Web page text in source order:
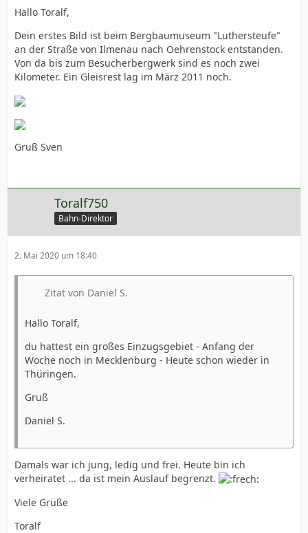
Hallo Toralf,
Dein erstes Bild ist beim Bergbaumuseum "Luthersteufe"
an der Straße von Ilmenau nach Oehrenstock entstanden.
Von da bis zum Besucherbergwerk sind es noch zwei
Kilometer. Ein Gleisrest lag im März 2011 noch.
Gruß Sven
Toralf750
Bahn-Direktor
2. Mai 2020 um 18:40
Zitat von Daniel S.
Hallo Toralf,
du hattest ein großes Einzugsgebiet - Anfang der
Woche noch in Mecklenburg - Heute schon wieder in
Thüringen.
Gruß
Daniel S.
Damals war ich jung, ledig und frei. Heute bin ich
verheiratet ... da ist mein Auslauf begrenzt.
Viele Grüße
Toralf